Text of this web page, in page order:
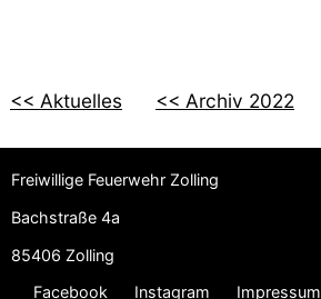
<< Aktuelles << Archiv 2022
Freiwillige Feuerwehr Zolling
Bachstraße 4a
85406 Zolling
Facebook
Instagram Impressum